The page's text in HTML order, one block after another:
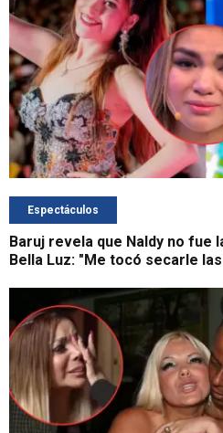
Espectáculos
Baruj revela que Naldy no fue
Bella Luz: "Me tocó secarle